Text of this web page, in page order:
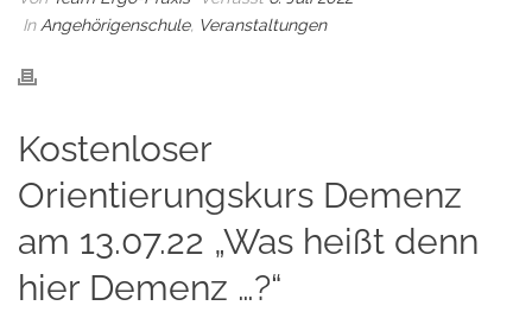
In Angehörigenschule, Veranstaltungen
Kostenloser
Orientierungskurs Demenz
am 13.07.22 „Was heißt denn
hier Demenz …?“